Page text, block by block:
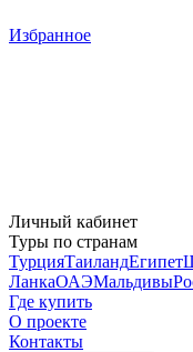
Избранное
Личный кабинет
Туры по странам
ТурцияТаиландЕгипет
ЛанкаОАЭМальдивы
Где купить
О проекте
Контакты